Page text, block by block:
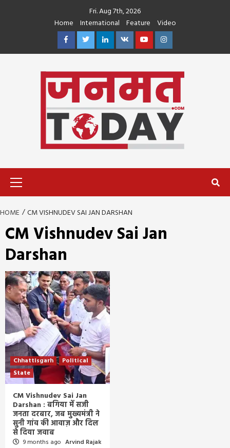
Fri. Aug 7th, 2026
Home
International Feature
Video
FacebookTwitterLinkedin
VK YoutubeInstagram
HOME CM VISHNUDEV SAI JAN DARSHAN
CM Vishnudev Sai Jan
Darshan
Chhattisgarh
Political
State
CM Vishnudev Sai Jan
Darshan : बगिया में सजी
जनता दरबार, जब मुख्यमंत्री ने
सुनी गांव की आवाज़ और दिल
से दिया जवाब
9 months ago Arvind Rajak